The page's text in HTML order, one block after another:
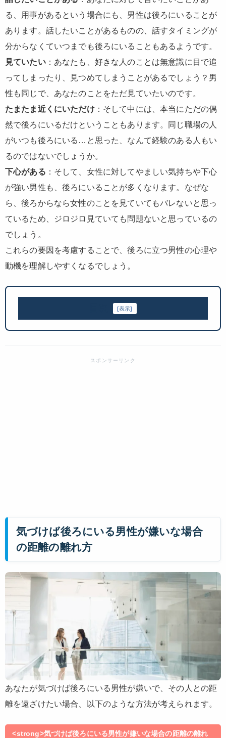
る、用事があるという場合にも、男性は後ろにいることが
あります。話したいことがあるものの、話すタイミングが
分からなくていつまでも後ろにいることもあるようです。
見ていたい：あなたも、好きな人のことは無意識に目で追
ってしまったり、見つめてしまうことがあるでしょう？男
性も同じで、あなたのことをただ見ていたいのです。
たまたま近くにいただけ：そして中には、本当にただの偶
然で後ろにいるだけということもあります。同じ職場の人
がいつも後ろにいる…と思った、なんて経験のある人もい
るのではないでしょうか。
下心がある ：そして、女性に対してやましい気持ちや下心
が強い男性も、後ろにいることが多くなります。なぜな
ら、後ろからなら女性のことを見ていてもバレないと思っ
ているため、ジロジロ見ていても問題ないと思っているの
でしょう。
これらの要因を考慮することで、後ろに立つ男性の心理や
動機を理解しやすくなるでしょう。
[表示]
気づけば後ろにいる男性が嫌いな場合
の距離の離れ方
あなたが気づけば後ろにいる男性が嫌いで、その人との距
離を遠ざけたい場合、以下のような方法が考えられます。
<strong>気づけば後ろにいる男性が嫌いな場合の距離の離れ